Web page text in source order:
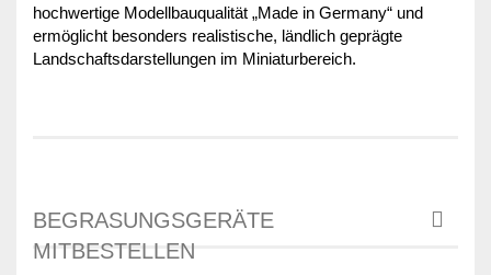
hochwertige Modellbauqualität „Made in Germany“ und
ermöglicht besonders realistische, ländlich geprägte
Landschaftsdarstellungen im Miniaturbereich.
BEGRASUNGSGERÄTE
MITBESTELLEN